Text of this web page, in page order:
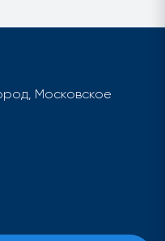
Московское